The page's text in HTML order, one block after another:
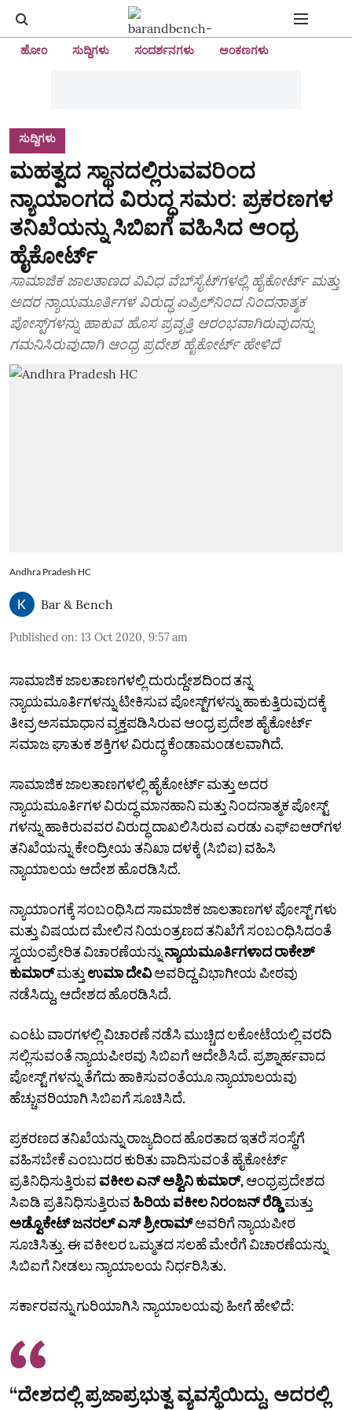
ಹೋಂ ಸುದ್ದಿಗಳು ಸಂದರ್ಶನಗಳು ಅಂಕಣಗಳು
ಸುದ್ದಿಗಳು
ಮಹತ್ವದ ಸ್ಥಾನದಲ್ಲಿರುವವರಿಂದ
ನ್ಯಾಯಾಂಗದ ವಿರುದ್ಧ ಸಮರ: ಪ್ರಕರಣಗಳ
ತನಿಖೆಯನ್ನು ಸಿಬಿಐಗೆ ವಹಿಸಿದ ಆಂಧ್ರ
ಹೈಕೋರ್ಟ್
ಸಾಮಾಜಿಕ ಜಾಲತಾಣದ ವಿವಿಧ ವೆಬ್‌ಸೈಟ್‌ಗಳಲ್ಲಿ ಹೈಕೋರ್ಟ್ ಮತ್ತು
ಅದರ ನ್ಯಾಯಮೂರ್ತಿಗಳ ವಿರುದ್ಧ ಏಪ್ರಿಲ್‌ನಿಂದ ನಿಂದನಾತ್ಮಕ
ಪೋಸ್ಟ್‌ಗಳನ್ನು ಹಾಕುವ ಹೊಸ ಪ್ರವೃತ್ತಿ ಆರಂಭವಾಗಿರುವುದನ್ನು
ಗಮನಿಸಿರುವುದಾಗಿ ಆಂಧ್ರ ಪ್ರದೇಶ ಹೈಕೋರ್ಟ್ ಹೇಳಿದೆ
Andhra Pradesh HC
Bar & Bench
Published on: 13 Oct 2020, 9:57 am
ಸಾಮಾಜಿಕ ಜಾಲತಾಣಗಳಲ್ಲಿ ದುರುದ್ದೇಶದಿಂದ ತನ್ನ
ನ್ಯಾಯಮೂರ್ತಿಗಳನ್ನು ಟೀಕಿಸುವ ಪೋಸ್ಟ್‌ಗಳನ್ನು ಹಾಕುತ್ತಿರುವುದಕ್ಕೆ
ತೀವ್ರ ಅಸಮಾಧಾನ ವ್ಯಕ್ತಪಡಿಸಿರುವ ಆಂಧ್ರ ಪ್ರದೇಶ ಹೈಕೋರ್ಟ್‌
ಸಮಾಜ ಘಾತುಕ ಶಕ್ತಿಗಳ ವಿರುದ್ಧ ಕೆಂಡಾಮಂಡಲವಾಗಿದೆ.
ಸಾಮಾಜಿಕ ಜಾಲತಾಣಗಳಲ್ಲಿ ಹೈಕೋರ್ಟ್ ಮತ್ತು ಅದರ
ನ್ಯಾಯಮೂರ್ತಿಗಳ ವಿರುದ್ಧ ಮಾನಹಾನಿ ಮತ್ತು ನಿಂದನಾತ್ಮಕ ಪೋಸ್ಟ್
ಗಳನ್ನು ಹಾಕಿರುವವರ ವಿರುದ್ಧ ದಾಖಲಿಸಿರುವ ಎರಡು ಎಫ್‌ಐಆರ್‌ಗಳ
ತನಿಖೆಯನ್ನು ಕೇಂದ್ರೀಯ ತನಿಖಾ ದಳಕ್ಕೆ (ಸಿಬಿಐ) ವಹಿಸಿ
ನ್ಯಾಯಾಲಯ ಆದೇಶ ಹೊರಡಿಸಿದೆ.
ನ್ಯಾಯಾಂಗಕ್ಕೆ ಸಂಬಂಧಿಸಿದ ಸಾಮಾಜಿಕ ಜಾಲತಾಣಗಳ ಪೋಸ್ಟ್ ಗಳು
ಮತ್ತು ವಿಷಯದ ಮೇಲಿನ ನಿಯಂತ್ರಣದ ತನಿಖೆಗೆ ಸಂಬಂಧಿಸಿದಂತೆ
ಸ್ವಯಂಪ್ರೇರಿತ ವಿಚಾರಣೆಯನ್ನುನ್ಯಾಯಮೂರ್ತಿಗಳಾದ ರಾಕೇಶ್
ಕುಮಾರ್ಮತ್ತು ಉಮಾ ದೇವಿಅವರಿದ್ದ ವಿಭಾಗೀಯ ಪೀಠವು
ನಡೆಸಿದ್ದು, ಆದೇಶದ ಹೊರಡಿಸಿದೆ.
ಎಂಟು ವಾರಗಳಲ್ಲಿ ವಿಚಾರಣೆ ನಡೆಸಿ ಮುಚ್ಚಿದ ಲಕೋಟೆಯಲ್ಲಿ ವರದಿ
ಸಲ್ಲಿಸುವಂತೆ ನ್ಯಾಯಪೀಠವು ಸಿಬಿಐಗೆ ಆದೇಶಿಸಿದೆ. ಪ್ರಶ್ನಾರ್ಹವಾದ
ಪೋಸ್ಟ್ ಗಳನ್ನು ತೆಗೆದು ಹಾಕಿಸುವಂತೆಯೂ ನ್ಯಾಯಾಲಯವು
ಹೆಚ್ಚುವರಿಯಾಗಿ ಸಿಬಿಐಗೆ ಸೂಚಿಸಿದೆ.
ಪ್ರಕರಣದ ತನಿಖೆಯನ್ನು ರಾಜ್ಯದಿಂದ ಹೊರತಾದ ಇತರೆ ಸಂಸ್ಥೆಗೆ
ವಹಿಸಬೇಕೆ ಎಂಬುದರ ಕುರಿತು ವಾದಿಸುವಂತೆ ಹೈಕೋರ್ಟ್
ಪ್ರತಿನಿಧಿಸುತ್ತಿರುವ ವಕೀಲ ಎನ್ ಅಶ್ವಿನಿ ಕುಮಾರ್,ಆಂಧ್ರಪ್ರದೇಶದ
ಸಿಐಡಿ ಪ್ರತಿನಿಧಿಸುತ್ತಿರುವ ಹಿರಿಯ ವಕೀಲ ನಿರಂಜನ್ ರೆಡ್ಡಿಮತ್ತು
ಅಡ್ವೊಕೇಟ್ ಜನರಲ್ ಎಸ್ ಶ್ರೀರಾಮ್ಅವರಿಗೆ ನ್ಯಾಯಪೀಠ
ಸೂಚಿಸಿತ್ತು. ಈ ವಕೀಲರ ಒಮ್ಮತದ ಸಲಹೆ ಮೇರೆಗೆ ವಿಚಾರಣೆಯನ್ನು
ಸಿಬಿಐಗೆ ನೀಡಲು ನ್ಯಾಯಾಲಯ ನಿರ್ಧರಿಸಿತು.
ಸರ್ಕಾರವನ್ನು ಗುರಿಯಾಗಿಸಿ ನ್ಯಾಯಾಲಯವು ಹೀಗೆ ಹೇಳಿದೆ:
“ದೇಶದಲ್ಲಿ ಪ್ರಜಾಪ್ರಭುತ್ವ ವ್ಯವಸ್ಥೆಯಿದ್ದು, ಅದರಲ್ಲಿ